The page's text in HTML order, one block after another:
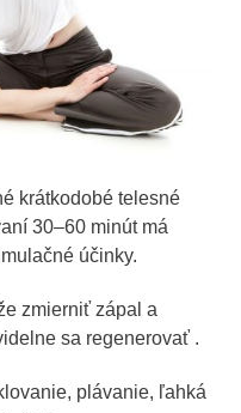
krátkodobé telesné
30–60 minút má
účinky.
zmierniť zápal a
sa regenerovať .
plávanie, ľahká